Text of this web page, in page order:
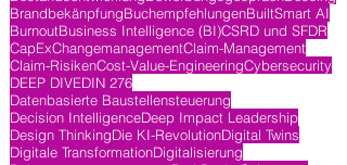
BrandbekänpfungBuchempfehlungenBuiltSmart AI
BurnoutBusiness Intelligence (BI)CSRD und SFDR
CapExChangemanagementClaim-Management
Claim-RisikenCost-Value-EngineeringCybersecurity
DEEP DIVEDIN 276
Datenbasierte Baustellensteuerung
Decision IntelligenceDeep Impact Leadership
Design ThinkingDie KI-RevolutionDigital Twins
Digitale TransformationDigitalisierung